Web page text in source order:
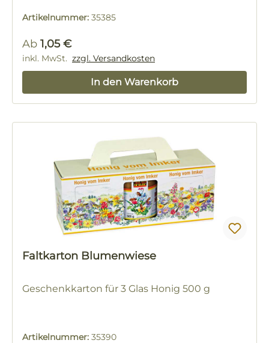
Artikelnummer: 35385
Regulärer Preis:
Ab 1,05 €
inkl. MwSt. zzgl. Versandkosten
In den Warenkorb
Faltkarton Blumenwiese
Geschenkkarton für 3 Glas Honig 500 g
Artikelnummer: 35390